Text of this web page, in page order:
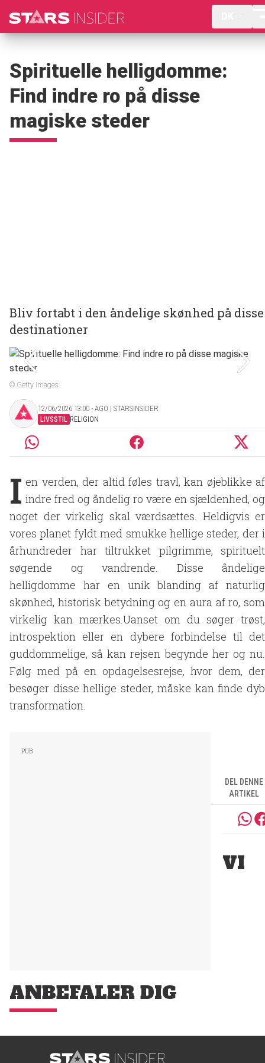
Spirituelle helligdomme:
Find indre ro på disse
magiske steder
Bliv fortabt i den åndelige skønhed på disse
destinationer
© Getty Images
12/06/2026 13:00 ‧ AGO | STARSINSIDER
LIVSSTIL RELIGION
I en verden, der altid føles travl, kan øjeblikke af
indre fred og åndelig ro være en sjældenhed, og
noget der virkelig skal værdsættes. Heldigvis er
vores planet fyldt med smukke hellige steder, der i
århundreder har tiltrukket pilgrimme, spirituelt
søgende og vandrende. Disse åndelige
helligdomme har en unik blanding af naturlig
skønhed, historisk betydning og en aura af ro, som
virkelig kan mærkes.Uanset om du søger trøst,
introspektion eller en dybere forbindelse til det
guddommelige, så kan rejsen begynde her og nu.
Følg med på en opdagelsesrejse, hvor dem, der
besøger disse hellige steder, måske kan finde dyb
transformation.
DEL DENNE
ARTIKEL
VI
ANBEFALER DIG